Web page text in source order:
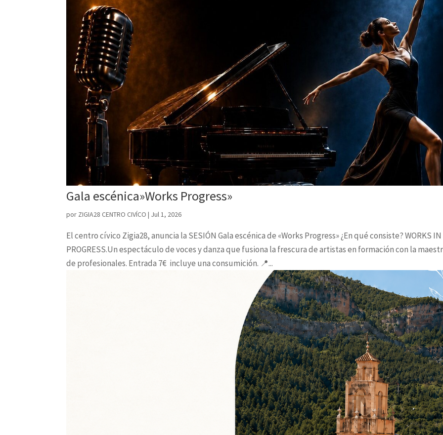
Gala escénica»Works Progress»
por ZIGIA28 CENTRO CIVÍCO | Jul 1, 2026
El centro cívico Zigia28, anuncia la SESIÓN Gala escénica de «Works Progress» ¿En qué consiste? WORKS IN
PROGRESS.Un espectáculo de voces y danza que fusiona la frescura de artistas en formación con la
de profesionales. Entrada 7€ incluye una consumición. 📍...